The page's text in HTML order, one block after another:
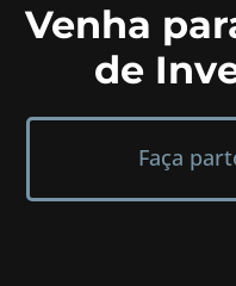
Venha
de
Faça